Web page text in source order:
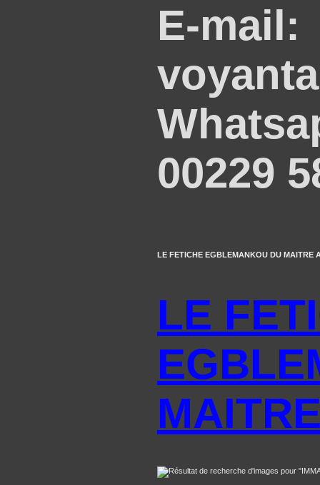
E-mail:
00229
LE FETICHE EGBLEMANKOU DU MAITRE
LE